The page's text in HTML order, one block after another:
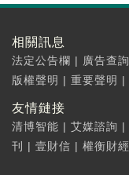
相關訊息
法定公告欄 | 廣告查詢
版權聲明 | 重要聲明 |
友情鏈接
清博智能 | 艾媒諮詢 |
刊
| 壹財信 | 權衡財經